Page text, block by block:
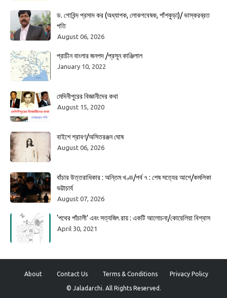
ড. গোবিন্দ প্রসাদ কর (অধ্যাপক, লোকগবেষক, পাঁশকুড়া)/ ভাস্করব্রত
পতি
August 06, 2026
প্রাচীন বাংলার জনপদ /প্রসূন কাঞ্জিলাল
January 10, 2022
মেদিনীপুরের বিজ্ঞানীদের কথা
August 15, 2020
বাইশে শ্রাবণ/অসিতরঞ্জন ঘোষ
August 06, 2026
বাঁচার উত্তরাধিকার : অন্তিম খণ্ড/পর্ব ৭ : শেষ সত্যের আগে/কমলিকা
ভট্টাচার্য
August 07, 2026
‘পথের পাঁচালী’ এবং সত্যজিৎ রায় : একটি আলোচনা/কোয়েলিয়া বিশ্বাস
April 30, 2021
About Contact Us Terms & Conditions Privacy Policy
© Jaladarchi. All Rights Reserved.